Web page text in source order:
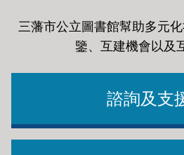
三藩市公立圖書館幫助多元
鑒、互建機會以及
諮詢及支